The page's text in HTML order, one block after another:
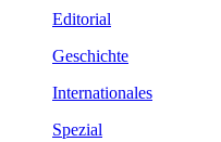
Editorial
Geschichte
Internationales
Spezial